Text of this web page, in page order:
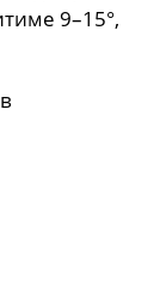
9–15°,